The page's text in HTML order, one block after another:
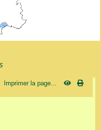
Imprimer la page...